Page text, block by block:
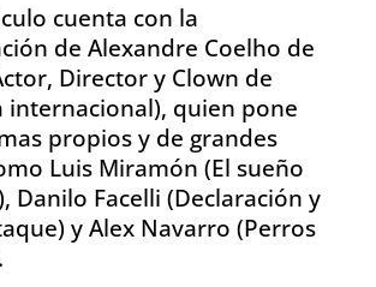
cuenta con la
de Alexandre Coelho de
Director y Clown de
internacional), quien pone
propios y de grandes
Luis Miramón (El sueño
Danilo Facelli (Declaración y
y Alex Navarro (Perros